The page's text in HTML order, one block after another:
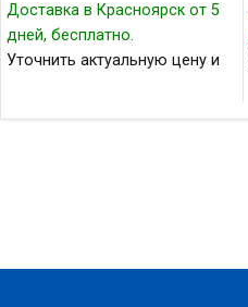
Доставка в Красноярск от 5
дней, бесплатно.
Уточнить актуальную цену и